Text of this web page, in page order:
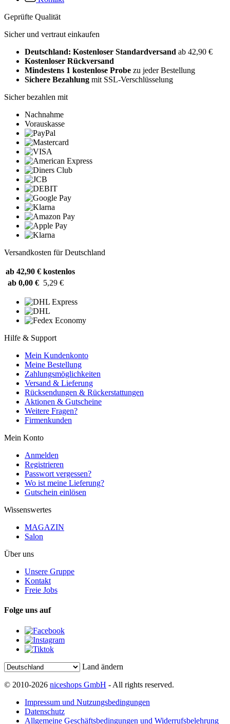
Geprüfte Qualität
Sicher und vertraut einkaufen
Deutschland: Kostenloser Standardversand ab 42,90 €
Kostenloser Rückversand
Mindestens 1 kostenlose Probe zu jeder Bestellung
Sichere Bezahlung mit SSL-Verschlüsselung
Sicher bezahlen mit
Nachnahme
Vorauskasse
Versandkosten für Deutschland
ab 42,90 € kostenlos
ab 0,00 € 5,29 €
Hilfe & Support
Mein Kundenkonto
Meine Bestellung
Zahlungsmöglichkeiten
Versand & Lieferung
Rücksendungen & Rückerstattungen
Aktionen & Gutscheine
Weitere Fragen?
Firmenkunden
Mein Konto
Anmelden
Registrieren
Passwort vergessen?
Wo ist meine Lieferung?
Gutschein einlösen
Wissenswertes
MAGAZIN
Salon
Über uns
Unsere Gruppe
Kontakt
Freie Jobs
Folge uns auf
Land ändern
© 2010-2026 niceshops GmbH - All rights reserved.
Impressum und Nutzungsbedingungen
Datenschutz
Allgemeine Geschäftsbedingungen und Widerrufsbelehrung